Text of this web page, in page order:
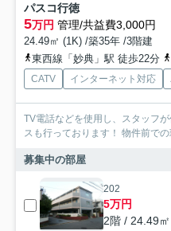
パスコ行徳
5万円 管理/共益費3,000円
24.49㎡ (1K) /築35年 /3階建
東西線「妙典」駅 徒歩22分
CATV インターネット対応
TV電話などを使用し、スタッフ
スも行っております！ 物件前で
募集中の部屋
202
5万円
2階 / 24.49